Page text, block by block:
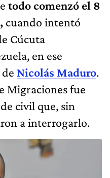
todo comenzó el 8
cuando intentó
Cúcuta
en ese
Nicolás Maduro.
Migraciones fue
civil que, sin
a interrogarlo.